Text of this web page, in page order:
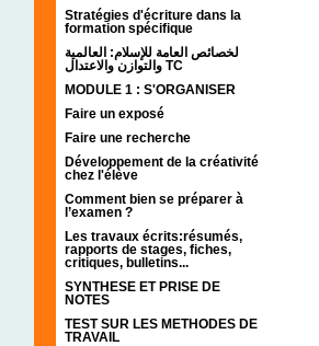
Stratégies d'écriture dans la
formation spécifique
لخصائص العامة للإسلام: العالمية
والتوازن والاعتدال TC
MODULE 1 : S'ORGANISER
Faire un exposé
Faire une recherche
Développement de la créativité
chez l'élève
Comment bien se préparer à
l’examen ?
Les travaux écrits:résumés,
rapports de stages, fiches,
critiques, bulletins...
SYNTHESE ET PRISE DE
NOTES
TEST SUR LES METHODES DE
TRAVAIL